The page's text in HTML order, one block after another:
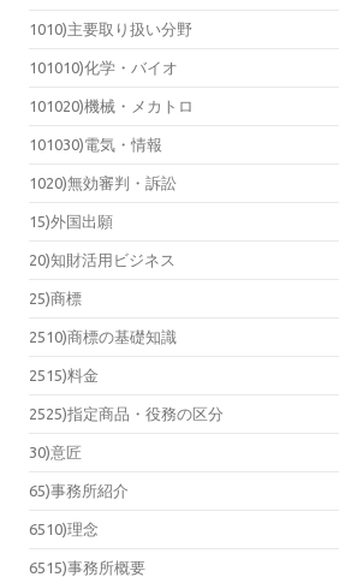
1010)主要取り扱い分野
101010)化学・バイオ
101020)機械・メカトロ
101030)電気・情報
1020)無効審判・訴訟
15)外国出願
20)知財活用ビジネス
25)商標
2510)商標の基礎知識
2515)料金
2525)指定商品・役務の区分
30)意匠
65)事務所紹介
6510)理念
6515)事務所概要